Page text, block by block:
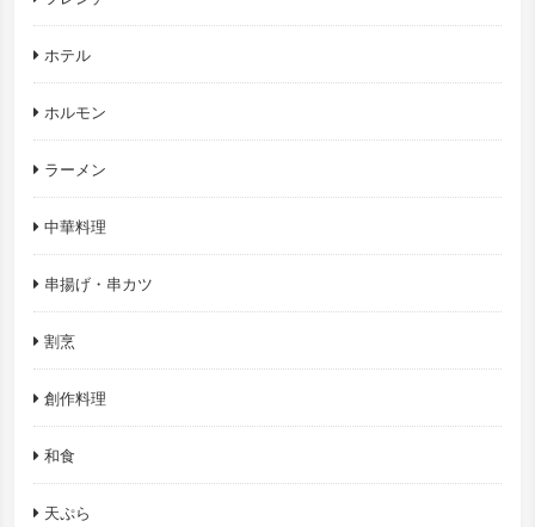
ホテル
ホルモン
ラーメン
中華料理
串揚げ・串カツ
割烹
創作料理
和食
天ぷら